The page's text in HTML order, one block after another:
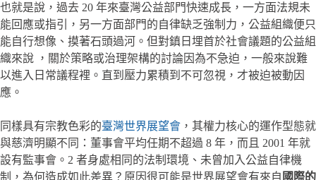
也就是說，過去 20 年來臺灣公益部門快速成長，一方面法規未
能回應或指引，另一方面部門的自律缺乏強制力，公益組織便只
能自行想像、摸著石頭過河。但對鎮日埋首於社會議題的公益組
織來說 ，關於策略或治理架構的討論因為不急迫，一般來說難
以進入日常議程裡。直到壓力累積到不可忽視，才被迫被動因
應。
同樣具有宗教色彩的臺灣世界展望會 ，其權力核心的運作型態就
與慈濟明顯不同：董事會平均任期不超過 8 年，而且 2001 年就
設有監事會。2 者身處相同的法制環境、未曾加入公益自律機
制，為何造成如此差異？原因很可能是世界展望會有來自 國際的